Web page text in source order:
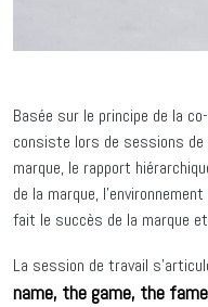
Basée sur le principe de la
consiste lors de sessions de
marque, le rapport
de la marque,
fait le succès de la marque
La session de travail
name, the game, the